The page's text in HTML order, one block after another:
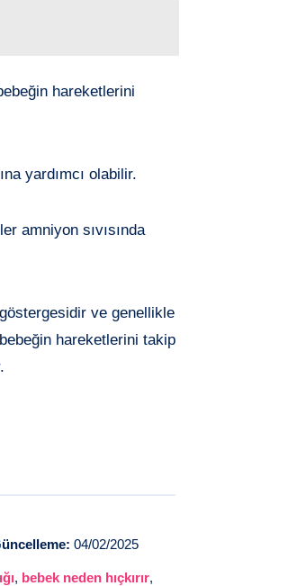
hareketlerini
yardımcı olabilir.
amniyon sıvısında
ve genellikle
hareketlerini takip
04/02/2025
, bebek neden hıçkırır,